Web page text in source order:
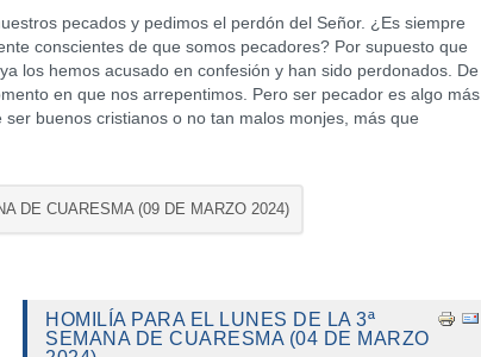
pecados y pedimos el perdón del Señor. ¿Es siempre
conscientes de que somos pecadores? Por supuesto que
los hemos acusado en confesión y han sido perdonados. De
en que nos arrepentimos. Pero ser pecador es algo más
buenos cristianos o no tan malos monjes, más que
DE CUARESMA (09 DE MARZO 2024)
HOMILÍA PARA EL LUNES DE LA 3ª
SEMANA DE CUARESMA (04 DE MARZO